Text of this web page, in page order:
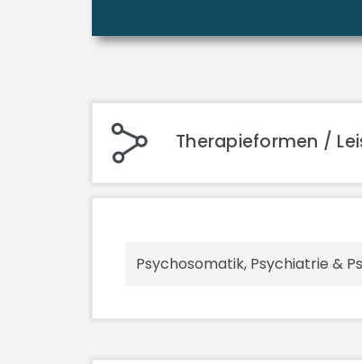
Therapieformen /
Psychosomatik, Psychiatrie &